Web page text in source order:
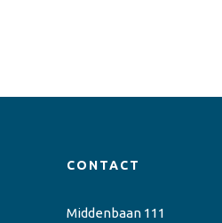
CONTACT
Middenbaan 111